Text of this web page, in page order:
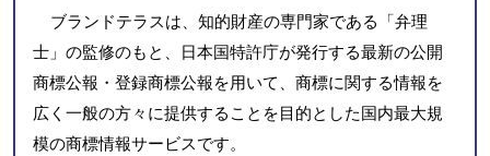
ブランドテラスは、知的財産の専門家である「弁理
士」の監修のもと、日本国特許庁が発行する最新の公開
商標公報・登録商標公報を用いて、商標に関する情報を
広く一般の方々に提供することを目的とした国内最大規
模の商標情報サービスです。